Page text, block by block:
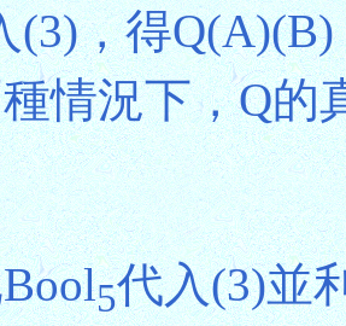
(3)，得
情況下，Q
5代入(3)並